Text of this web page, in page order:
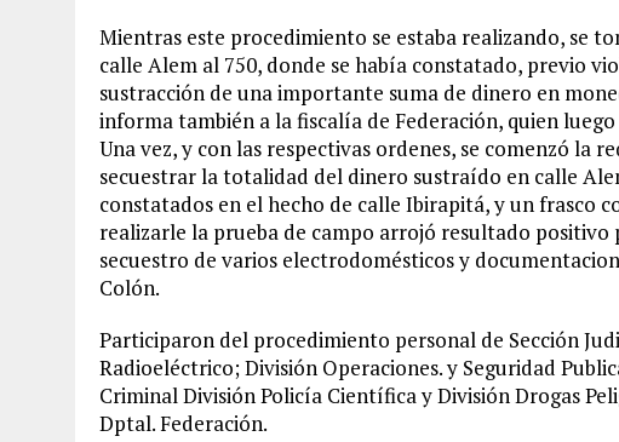
Mientras este procedimiento se estaba realizando, se
calle Alem al 750, donde se había constatado, previo
sustracción de una importante suma de dinero en
informa también a la fiscalía de Federación, quien
Una vez, y con las respectivas ordenes, se comenzó la
secuestrar la totalidad del dinero sustraído en calle
constatados en el hecho de calle Ibirapitá, y un frasco
realizarle la prueba de campo arrojó resultado positivo
secuestro de varios electrodomésticos y
Colón.
Participaron del procedimiento personal de Sección
Radioeléctrico; División Operaciones. y Seguridad
Criminal División Policía Científica y División Drogas
Dptal. Federación.